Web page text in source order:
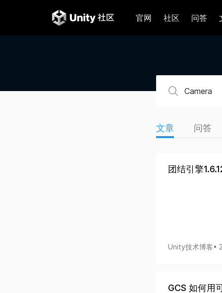
官网 社区 问答
文章 问答
团结引擎
Unity技术博客•
GCS 如何用